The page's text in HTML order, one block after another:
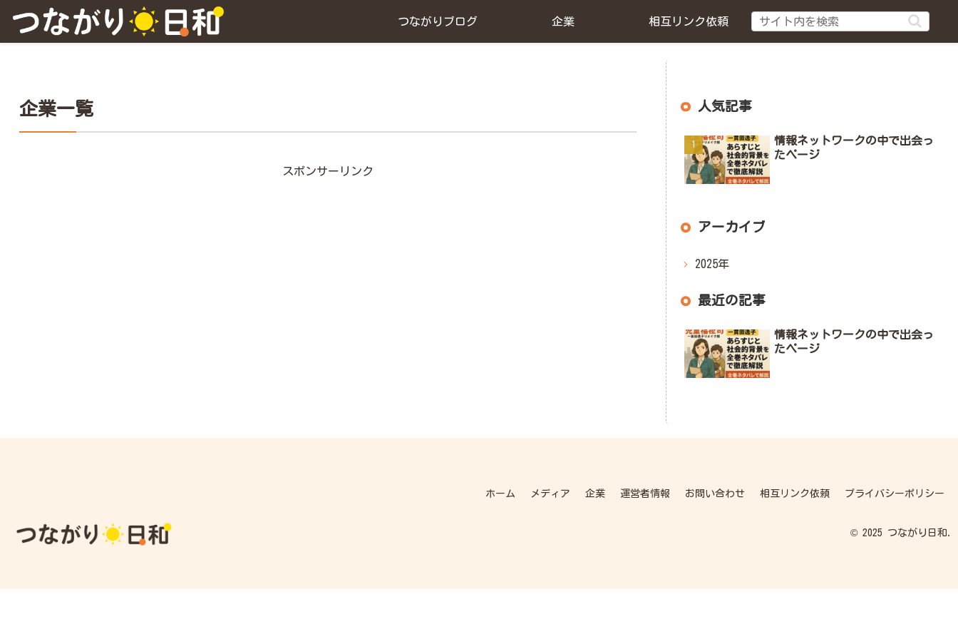
つながりブログ 企業 相互リンク依頼
企業一覧
スポンサーリンク
人気記事
情報ネットワークの中で出会っ
たページ
アーカイブ
2025年
最近の記事
情報ネットワークの中で出会っ
たページ
ホーム メディア 企業 運営者情報 お問い合わせ 相互リンク依頼 プライバシーポリシー
© 2025 つながり日和.